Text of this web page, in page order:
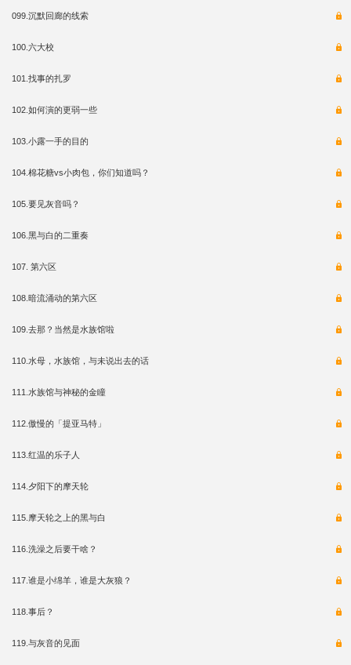
099.沉默回廊的线索
100.六大校
101.找事的扎罗
102.如何演的更弱一些
103.小露一手的目的
104.棉花糖vs小肉包，你们知道吗？
105.要见灰音吗？
106.黑与白的二重奏
107. 第六区
108.暗流涌动的第六区
109.去那？当然是水族馆啦
110.水母，水族馆，与未说出去的话
111.水族馆与神秘的金瞳
112.傲慢的「提亚马特」
113.红温的乐子人
114.夕阳下的摩天轮
115.摩天轮之上的黑与白
116.洗澡之后要干啥？
117.谁是小绵羊，谁是大灰狼？
118.事后？
119.与灰音的见面